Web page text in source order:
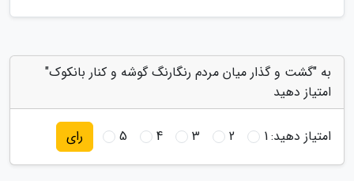
به "گشت و گذار میان مردم رنگارنگ گوشه و کنار بانکوک"
امتیاز دهید
امتیاز دهید:1
2
3
4
5 رای